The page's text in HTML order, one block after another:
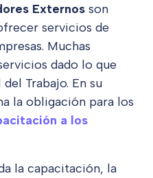
Externos son
servicios de
Muchas
dado lo que
Trabajo. En su
la obligación para los
a los
la capacitación, la